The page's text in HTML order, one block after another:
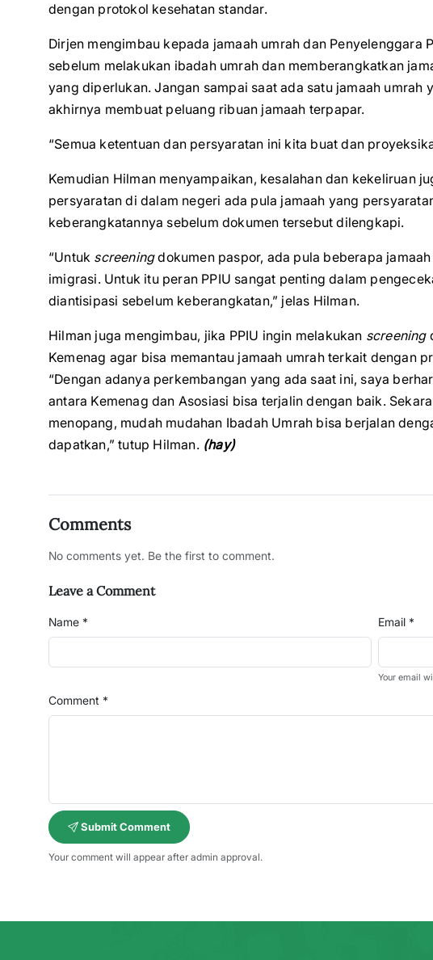
dengan protokol kesehatan standar.
Dirjen mengimbau kepada jamaah umrah dan Penyelenggara
sebelum melakukan ibadah umrah dan memberangkatkan
yang diperlukan. Jangan sampai saat ada satu jamaah
akhirnya membuat peluang ribuan jamaah terpapar.
“Semua ketentuan dan persyaratan ini kita buat dan
Kemudian Hilman menyampaikan, kesalahan dan kekeliruan
persyaratan di dalam negeri ada pula jamaah yang
keberangkatannya sebelum dokumen tersebut dilengkapi.
“Untuk screeningdokumen paspor, ada pula beberapa
imigrasi. Untuk itu peran PPIU sangat penting dalam
diantisipasi sebelum keberangkatan,” jelas Hilman.
Hilman juga mengimbau, jika PPIU ingin melakukan screening
Kemenag agar bisa memantau jamaah umrah terkait dengan
“Dengan adanya perkembangan yang ada saat ini, saya
antara Kemenag dan Asosiasi bisa terjalin dengan baik.
menopang, mudah mudahan Ibadah Umrah bisa berjalan
dapatkan,” tutup Hilman. (hay)
Comments
No comments yet. Be the first to comment.
Leave a Comment
Name * Email *
Your email
Comment *
Submit Comment
Your comment will appear after admin approval.